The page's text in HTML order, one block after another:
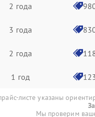
2 года
3 года
2 года
1 год
листе указаны
Мы проверим